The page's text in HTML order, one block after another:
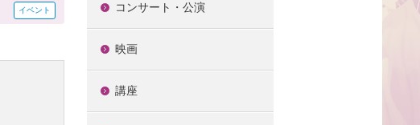
イベント コンサート・公演
映画
講座